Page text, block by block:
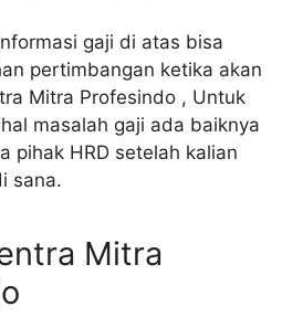
gaji di atas bisa
pertimbangan ketika akan
Mitra Profesindo , Untuk
masalah gaji ada baiknya
pihak HRD setelah kalian
sana.
Mitra